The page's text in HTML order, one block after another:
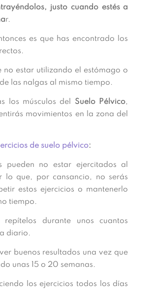
justo cuando estés a
r.
es que has encontrado los
no estar utilizando el estómago o
de las nalgas al mismo tiempo.
los músculos del Suelo Pélvico,
movimientos en la zona del
de suelo pélvico:
pueden no estar ejercitados al
lo que, por cansancio, no serás
estos ejercicios o mantenerlo
tiempo.
repítelos durante unos cuantos
diario.
buenos resultados una vez que
unas 15 o 20 semanas.
los ejercicios todos los días